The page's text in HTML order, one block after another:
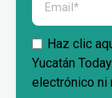
Haz clic
Yucatán
electrónico ni